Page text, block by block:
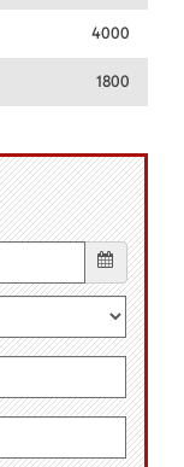
4000
1800